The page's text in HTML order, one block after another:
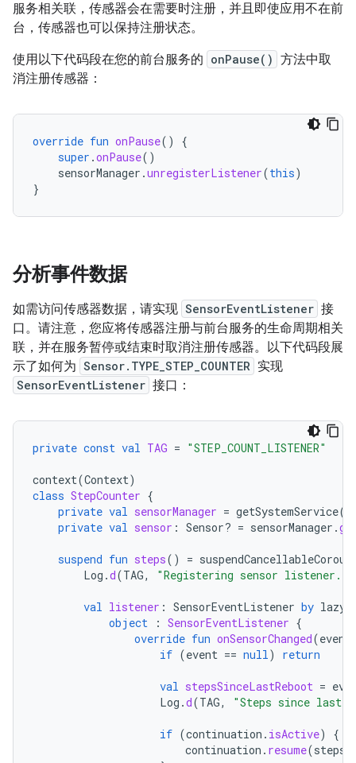
服务相关联，传感器会在需要时注册，并且即使应用不在前
台，传感器也可以保持注册状态。
使用以下代码段在您的前台服务的 onPause() 方法中取
消注册传感器：
override fun onPause()
{
super .onPause()
sensorManager .unregisterListener(this)
}
分析事件数据
如需访问传感器数据，请实现 SensorEventListener 接
口。请注意，您应将传感器注册与前台服务的生命周期相关
联，并在服务暂停或结束时取消注册传感器。以下代码段展
示了如何为 Sensor.TYPE_STEP_COUNTER 实现
SensorEventListener 接口：
private const val TAG = "STEP_COUNT_LISTENER"
context(Context)
class StepCounter {
private val sensorManager = getSystemService(
private val sensor : Sensor? = sensorManager .
suspend fun steps() =
Log .d(TAG, "Registering sensor
val listener : SensorEventListener by lazy
object
: SensorEventListener {
override fun onSensorChanged(event
if (event == null) return
val stepsSinceLastReboot =
Log .d(TAG, "Steps since last
if (continuation . isActive)
{
continuation . resume(